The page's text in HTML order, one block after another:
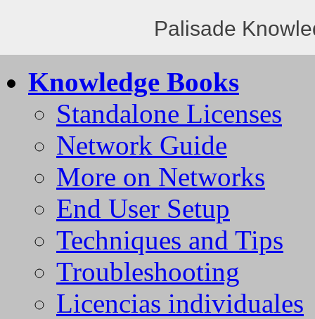
Palisade
Knowledge Books
Standalone Licenses
Network Guide
More on Networks
End User Setup
Techniques and Tips
Troubleshooting
Licencias individuales